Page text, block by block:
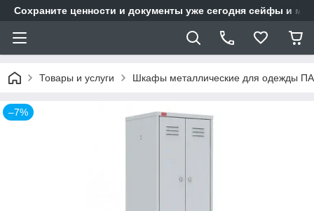
Сохраните ценности и документы уже сегодня сейфы и
Товары и услуги Шкафы металлические для одежды
–7%